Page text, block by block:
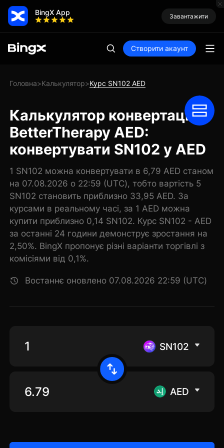
BingX App Завантажити
Створити акаунт
Головна>Калькулятор>Курс SN102 AED
Калькулятор конвертації
BetterTherapy AED:
конвертувати SN102 у AED
1 SN102 можна конвертувати в 6,79 AED станом
на 07.08.2026 о 22:59 (UTC), тобто вартість 5
SN102 становить приблизно 33,95 AED. За
курсами в реальному часі, за 1 AED можна
купити приблизно 0,14 SN102. Курс SN102 - AED
за останні 24 години демонструє зростання на
2,50%. BingX пропонує різні варіанти торгівлі з
комісіями від 0,1%.
Востаннє оновлено 07.08.2026 22:59 (UTC)
SN102
AED